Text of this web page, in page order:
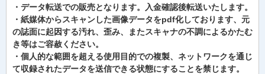
・データ転送での販売となります。入金確認後転送いたします。
・紙媒体からスキャンした画像データをpdf化しております、元
の誌面に起因する汚れ、歪み、またスキャナの不調によるかたむ
き等はご容赦ください。
・個人的な範囲を超える使用目的での複製、ネットワークを通じ
て収録されたデータを送信できる状態にすることを禁じます。